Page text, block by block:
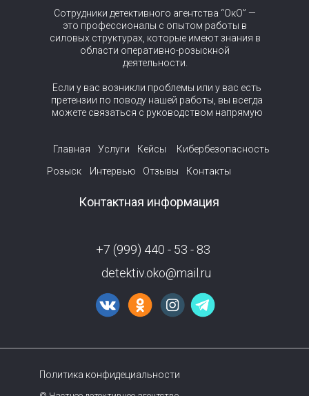
Главная Услуги Кейсы
Кибербезопасность
Интервью
Отзывы Контакты
Розыск
Сотрудники детективного агентства “ОкО” —
это профессионалы с опытом работы в
силовых структурах, которые имеют знания в
области оперативно-розыскной
деятельности.
Контактная информация
detektiv.oko@mail.ru
+7 (999) 440 - 53 - 83
Если у вас возникли проблемы или у вас есть
претензии по поводу нашей работы, вы всегда
можете связаться с руководством напрямую
Политика конфидециальности